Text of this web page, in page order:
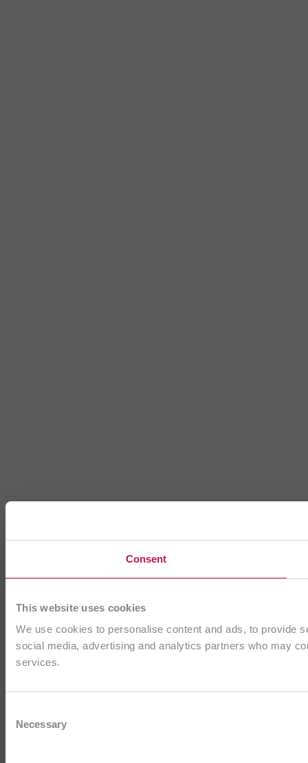
Consent
This website uses cookies
We use cookies to personalise content and ads, to provide
social media, advertising and analytics partners who may
services.
Selection
Necessary